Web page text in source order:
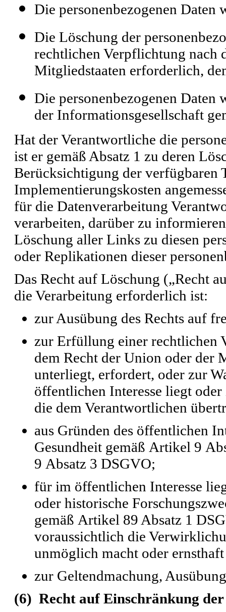
Die personenbezogenen Daten
Die Löschung der
rechtlichen Verpflichtung nach
Mitgliedstaaten erforderlich,
Die personenbezogenen Daten
der Informationsgesellschaft
Hat der Verantwortliche die
ist er gemäß Absatz 1 zu deren
Berücksichtigung der verfügbaren
Implementierungskosten
für die Datenverarbeitung
verarbeiten, darüber zu
Löschung aller Links zu diesen
oder Replikationen dieser
Das Recht auf Löschung („Recht
die Verarbeitung erforderlich ist:
zur Ausübung des Rechts auf
zur Erfüllung einer rechtlichen
dem Recht der Union oder der
unterliegt, erfordert, oder zur
öffentlichen Interesse liegt
die dem Verantwortlichen
aus Gründen des öffentlichen
Gesundheit gemäß Artikel 9
9 Absatz 3 DSGVO;
für im öffentlichen Interesse
oder historische
gemäß Artikel 89 Absatz 1
voraussichtlich die
unmöglich macht oder
zur Geltendmachung,
(6) Recht auf Einschränkung